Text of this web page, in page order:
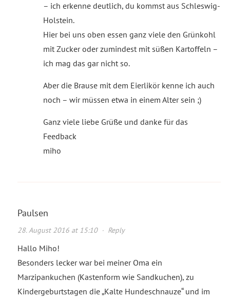
– ich erkenne deutlich, du kommst aus Schleswig-
Holstein.
Hier bei uns oben essen ganz viele den Grünkohl
mit Zucker oder zumindest mit süßen Kartoffeln –
ich mag das gar nicht so.
Aber die Brause mit dem Eierlikör kenne ich auch
noch – wir müssen etwa in einem Alter sein ;)
Ganz viele liebe Grüße und danke für das
Feedback
miho
Paulsen
28. August 2016 at 15:10· Reply
Hallo Miho!
Besonders lecker war bei meiner Oma ein
Marzipankuchen (Kastenform wie Sandkuchen), zu
Kindergeburtstagen die „Kalte Hundeschnauze“ und im